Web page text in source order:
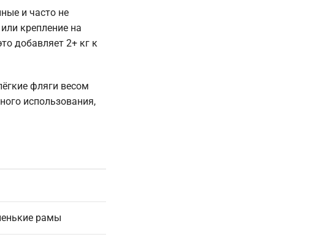
и часто не
крепление на
добавляет 2+ кг к
фляги весом
использования,
рамы